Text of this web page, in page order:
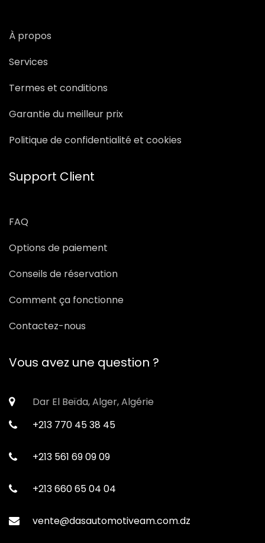
À propos
Services
Termes et conditions
Garantie du meilleur prix
Politique de confidentialité et cookies
Support Client
FAQ
Options de paiement
Conseils de réservation
Comment ça fonctionne
Contactez-nous
Vous avez une question ?
Dar El Beïda, Alger, Algérie
+213 770 45 38 45
+213 561 69 09 09
+213 660 65 04 04
vente@dasautomotiveam.com.dz